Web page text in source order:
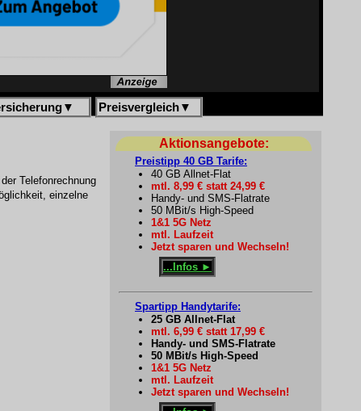
▼ Preisvergleich▼
Telefonrechnung
einzelne
Aktionsangebote:
Preistipp 40 GB Tarife:
40 GB Allnet-Flat
mtl. 8,99 € statt 24,99 €
Handy- und SMS-Flatrate
50 MBit/s High-Speed
1&1 5G Netz
mtl. Laufzeit
Jetzt sparen und Wechseln!
...Infos ►
Spartipp Handytarife:
25 GB Allnet-Flat
mtl. 6,99 € statt 17,99 €
Handy- und SMS-Flatrate
50 MBit/s High-Speed
1&1 5G Netz
mtl. Laufzeit
Jetzt sparen und Wechseln!